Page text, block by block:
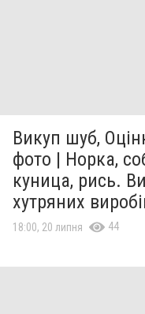
Викуп шуб,
фото | Норка,
куница, рись.
хутряних
18:00, 20 липня 44